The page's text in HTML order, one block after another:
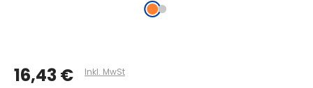
16,43 € Inkl. MwSt